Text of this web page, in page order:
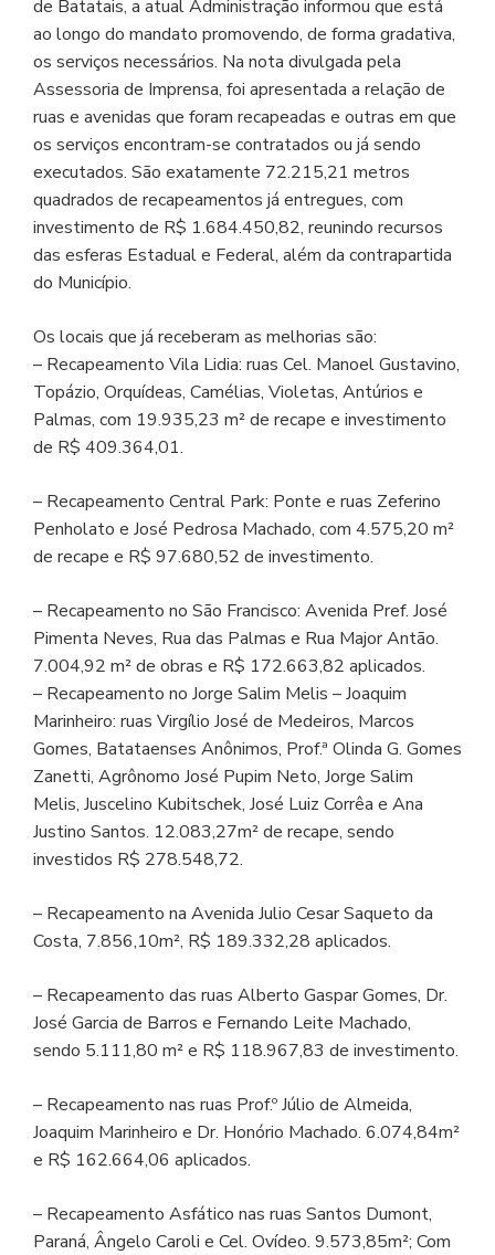
de Batatais, a atual Administração informou que está
ao longo do mandato promovendo, de forma gradativa,
os serviços necessários. Na nota divulgada pela
Assessoria de Imprensa, foi apresentada a relação de
ruas e avenidas que foram recapeadas e outras em que
os serviços encontram-se contratados ou já sendo
executados. São exatamente 72.215,21 metros
quadrados de recapeamentos já entregues, com
investimento de R$ 1.684.450,82, reunindo recursos
das esferas Estadual e Federal, além da contrapartida
do Município.
Os locais que já receberam as melhorias são:
– Recapeamento Vila Lidia: ruas Cel. Manoel Gustavino,
Topázio, Orquídeas, Camélias, Violetas, Antúrios e
Palmas, com 19.935,23 m² de recape e investimento
de R$ 409.364,01.
– Recapeamento Central Park: Ponte e ruas Zeferino
Penholato e José Pedrosa Machado, com 4.575,20 m²
de recape e R$ 97.680,52 de investimento.
– Recapeamento no São Francisco: Avenida Pref. José
Pimenta Neves, Rua das Palmas e Rua Major Antão.
7.004,92 m² de obras e R$ 172.663,82 aplicados.
– Recapeamento no Jorge Salim Melis – Joaquim
Marinheiro: ruas Virgílio José de Medeiros, Marcos
Gomes, Batataenses Anônimos, Prof.ª Olinda G. Gomes
Zanetti, Agrônomo José Pupim Neto, Jorge Salim
Melis, Juscelino Kubitschek, José Luiz Corrêa e Ana
Justino Santos. 12.083,27m² de recape, sendo
investidos R$ 278.548,72.
– Recapeamento na Avenida Julio Cesar Saqueto da
Costa, 7.856,10m², R$ 189.332,28 aplicados.
– Recapeamento das ruas Alberto Gaspar Gomes, Dr.
José Garcia de Barros e Fernando Leite Machado,
sendo 5.111,80 m² e R$ 118.967,83 de investimento.
– Recapeamento nas ruas Prof.º Júlio de Almeida,
Joaquim Marinheiro e Dr. Honório Machado. 6.074,84m²
e R$ 162.664,06 aplicados.
– Recapeamento Asfático nas ruas Santos Dumont,
Paraná, Ângelo Caroli e Cel. Ovídeo. 9.573,85m²; Com